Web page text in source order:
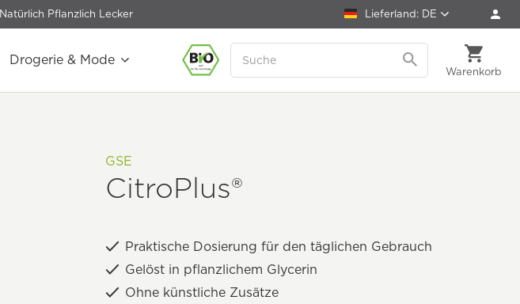
Natürlich Pflanzlich Lecker Lieferland: DE
Warenkorb
Drogerie & Mode
GSE
CitroPlus®
Praktische Dosierung für den täglichen Gebrauch
Gelöst in pflanzlichem Glycerin
Ohne künstliche Zusätze